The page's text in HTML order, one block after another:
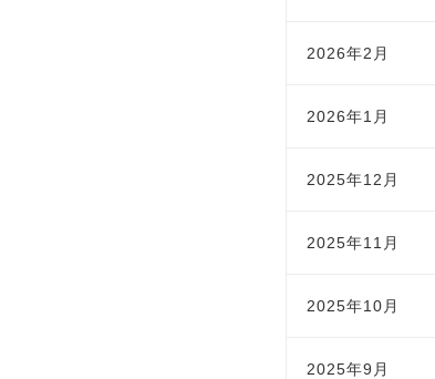
2026年2月
2026年1月
2025年12月
2025年11月
2025年10月
2025年9月